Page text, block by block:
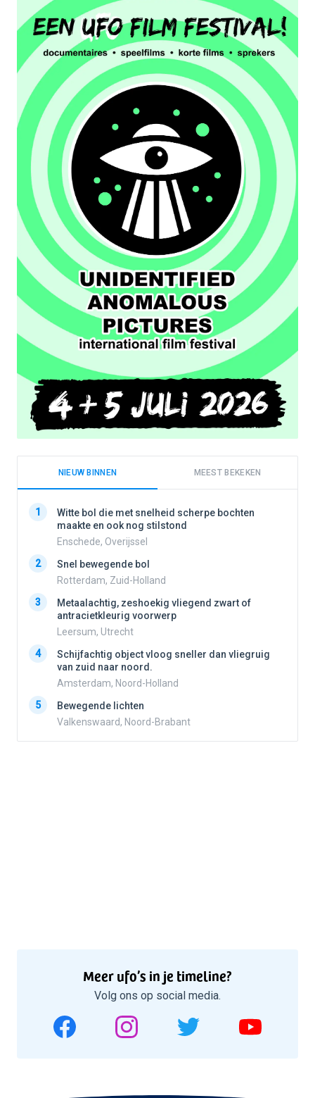
NIEUW BINNEN MEEST BEKEKEN
1
Witte bol die met snelheid scherpe bochten
maakte en ook nog stilstond
Enschede, Overijssel
2
Snel bewegende bol
Rotterdam, Zuid-Holland
3
Metaalachtig, zeshoekig vliegend zwart of
antracietkleurig voorwerp
Leersum, Utrecht
4
Schijfachtig object vloog sneller dan vliegruig
van zuid naar noord.
Amsterdam, Noord-Holland
5
Bewegende lichten
Valkenswaard, Noord-Brabant
Meer ufo’s in je timeline?
Volg ons op social media.